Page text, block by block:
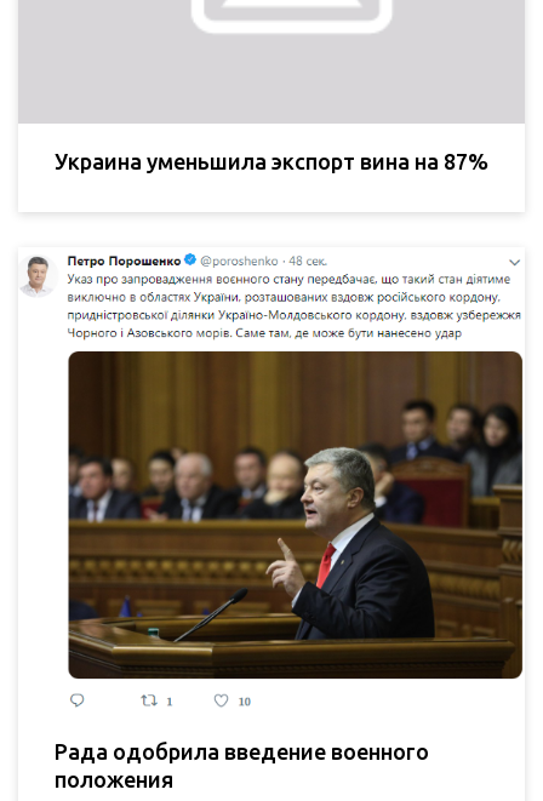
Украина уменьшила экспорт вина на 87%
Рада одобрила введение военного
положения